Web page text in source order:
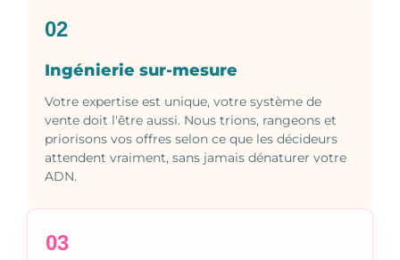
02
Ingénierie sur-mesure
Votre expertise est unique, votre système de
vente doit l'être aussi. Nous trions, rangeons et
priorisons vos offres selon ce que les décideurs
attendent vraiment, sans jamais dénaturer votre
ADN.
03